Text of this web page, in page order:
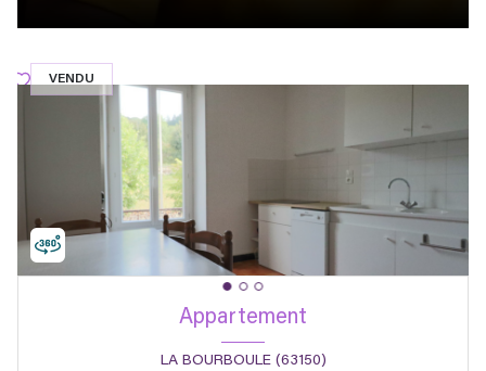
VENDU
Appartement
LA BOURBOULE (63150)